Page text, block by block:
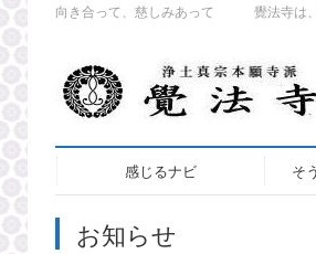
向き合って、慈しみあって 覺法寺は、
感じるナビ そ
お知らせ